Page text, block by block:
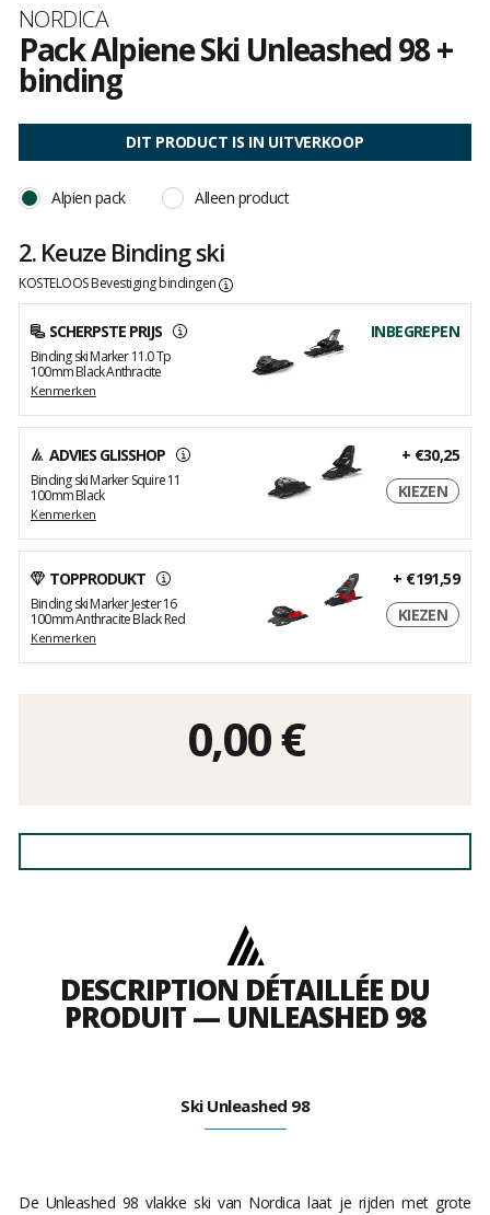
Merk
NORDICA
Pack Alpiene Ski Unleashed 98 +
binding
oordeel
DIT PRODUCT IS IN UITVERKOOP
Alpien pack Alleen product
2. Keuze Binding ski
KOSTELOOS Bevestiging bindingen
SCHERPSTE PRIJS
Binding ski Marker 11.0 Tp
100mm Black Anthracite
Kenmerken
INBEGREPEN
ADVIES GLISSHOP
Binding ski Marker Squire 11
100mm Black
Kenmerken
+ €30,25
KIEZEN
TOPPRODUKT
Binding ski Marker Jester 16
100mm Anthracite Black Red
Kenmerken
+ €191,59
KIEZEN
0,00€
DESCRIPTION DÉTAILLÉE DU
PRODUIT — UNLEASHED 98
Ski Unleashed 98
De Unleashed 98 vlakke ski van Nordica laat je rijden met grote